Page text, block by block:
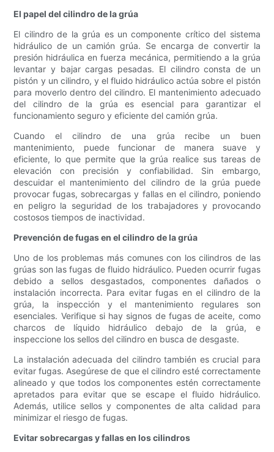
El papel del cilindro de la grúa
El cilindro de la grúa es un componente crítico del sistema
hidráulico de un camión grúa. Se encarga de convertir la
presión hidráulica en fuerza mecánica, permitiendo a la grúa
levantar y bajar cargas pesadas. El cilindro consta de un
pistón y un cilindro, y el fluido hidráulico actúa sobre el pistón
para moverlo dentro del cilindro. El mantenimiento adecuado
del cilindro de la grúa es esencial para garantizar el
funcionamiento seguro y eficiente del camión grúa.
Cuando el cilindro de una grúa recibe un buen
mantenimiento, puede funcionar de manera suave y
eficiente, lo que permite que la grúa realice sus tareas de
elevación con precisión y confiabilidad. Sin embargo,
descuidar el mantenimiento del cilindro de la grúa puede
provocar fugas, sobrecargas y fallas en el cilindro, poniendo
en peligro la seguridad de los trabajadores y provocando
costosos tiempos de inactividad.
Prevención de fugas en el cilindro de la grúa
Uno de los problemas más comunes con los cilindros de las
grúas son las fugas de fluido hidráulico. Pueden ocurrir fugas
debido a sellos desgastados, componentes dañados o
instalación incorrecta. Para evitar fugas en el cilindro de la
grúa, la inspección y el mantenimiento regulares son
esenciales. Verifique si hay signos de fugas de aceite, como
charcos de líquido hidráulico debajo de la grúa, e
inspeccione los sellos del cilindro en busca de desgaste.
La instalación adecuada del cilindro también es crucial para
evitar fugas. Asegúrese de que el cilindro esté correctamente
alineado y que todos los componentes estén correctamente
apretados para evitar que se escape el fluido hidráulico.
Además, utilice sellos y componentes de alta calidad para
minimizar el riesgo de fugas.
Evitar sobrecargas y fallas en los cilindros